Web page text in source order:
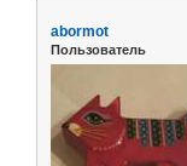
abormot
Пользователь